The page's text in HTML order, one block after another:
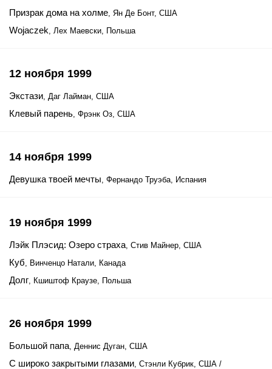
Призрак дома на холме, Ян Де Бонт, США
Wojaczek, Лех Маевски, Польша
12 ноября 1999
Экстази, Даг Лайман, США
Клевый парень, Фрэнк Оз, США
14 ноября 1999
Девушка твоей мечты, Фернандо Труэба, Испания
19 ноября 1999
Лэйк Плэсид: Озеро страха, Стив Майнер, США
Куб, Винченцо Натали, Канада
Долг, Кшиштоф Краузе, Польша
26 ноября 1999
Большой папа, Деннис Дуган, США
С широко закрытыми глазами, Стэнли Кубрик, США /